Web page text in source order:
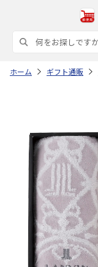
ホーム ギフト通販